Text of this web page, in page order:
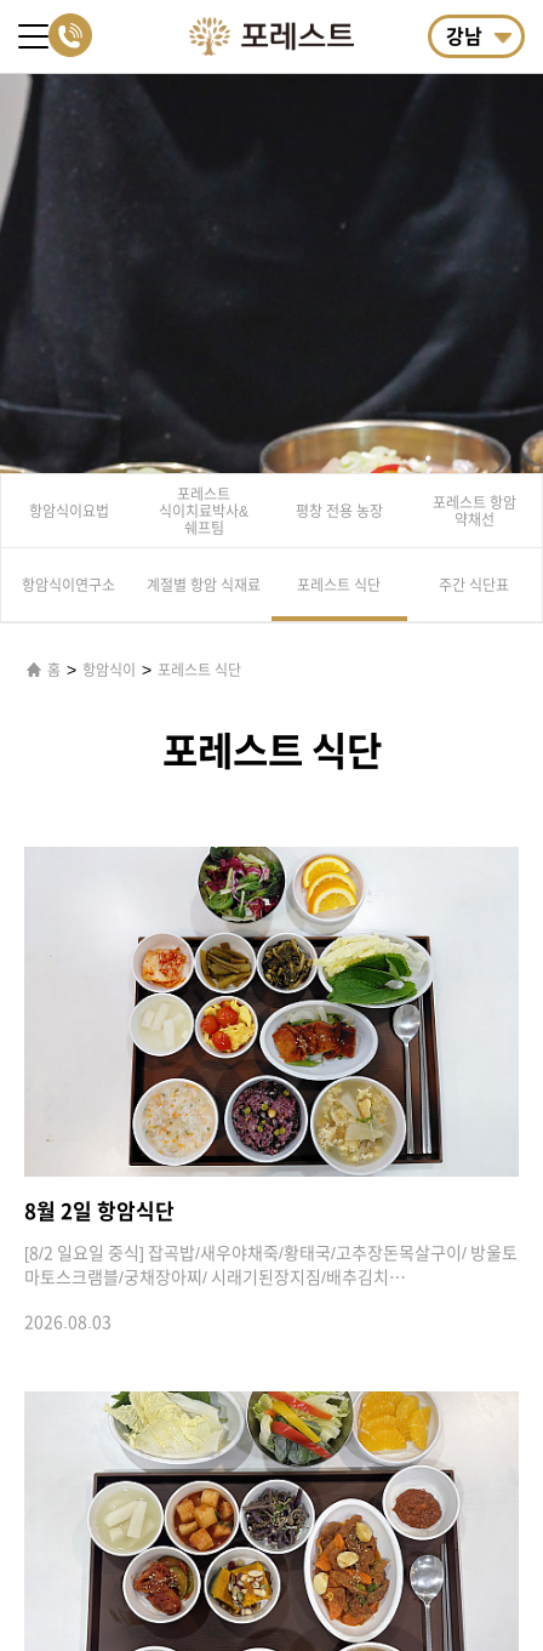
강남
항암식이요법
포레스트
식이치료 박사&
쉐프팀
평창 전용 농장
포레스트 항암
약채선
항암식이연구소 계절별 항암 식재료 포레스트 식단 주간 식단표
홈 > 항암식이 > 포레스트 식단
포레스트 식단
8월 2일 항암식단
[8/2 일요일 중식] 잡곡밥/새우야채죽/황태국/고추장돈목살구이/ 방울토
마토스크램블/궁채장아찌/ 시래기된장지짐/배추김치…
2026.08.03